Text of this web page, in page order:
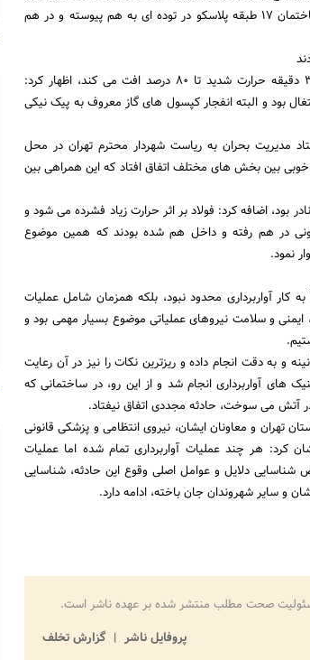
زلزله های شیلی و ترکیه هم خرابی هایی مانند فرو ریزش ساختمان 17 طبقه پلاسکو در توده ای به هم پیوسته و در هم
معاون شهردار تهران با اشاره به این که مقاومت فولاد در 30 دقیقه حرارت شدید تا 80 درصد افت می کند، اظهار کرد:
بود و البته انفجار کپسول های گاز معروف به پیک نیکی
مدیریت بحران به ریاست شهردار محترم تهران در محل
بین بخش های مختلف اتفاق افتاد که این همراهی بین
بود، اضافه کرد: فولاد بر اثر حرارت زیاد فشرده می شود و
در هم رفته و داخل هم شده بودند که همین موضوع
نمود.
کار آواربرداری محدود نبود، بلکه همزمان شامل عملیات
ایمنی و سلامت نیروهای عملیاتی موضوع بسیار مهمی بود و
و به دقت انجام داده و ریزترین نکات را نیز در آن رعایت
های آواربرداری انجام شد و از این رو، در ساختمانی که
تهران و معاونان ایشان، نیروی انتظامی و پزشکی قانونی
کرد: هر چند عملیات آواربرداری تمام شده اما عملیات
دلایل و عوامل اصلی وقوع این حادثه، شناسایی
و سایر شهروندان جان باخته، ادامه دارد.
صحت مطلب منتشر شده بر عهده ناشر است.
پروفایل ناشر
گزارش تخلف